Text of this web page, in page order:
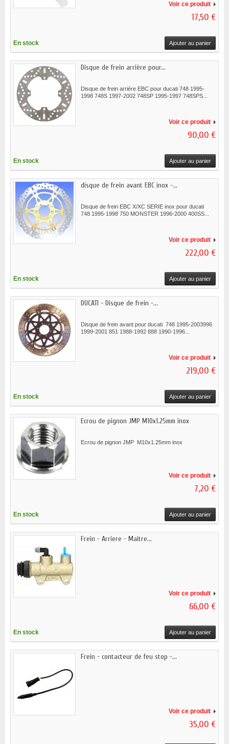
Voir ce produit
17,50 €
En stock Ajouter au panier
Disque de frein arrière pour...
Disque de frein arrière EBC pour ducati 748 1995-
1998 748S 1997-2002 748SP 1995-1997 748SPS...
Voir ce produit
90,00 €
En stock Ajouter au panier
disque de frein avant EBC inox -...
Disque de frein EBC X/XC SERIE inox pour ducati
748 1995-1998 750 MONSTER 1996-2000 400SS...
Voir ce produit
222,00 €
En stock Ajouter au panier
DUCATI - Disque de frein -...
Disque de frein avant pour ducati 748 1995-2003996
1999-2001 851 1988-1992 888 1990-1996...
Voir ce produit
219,00 €
En stock Ajouter au panier
Ecrou de pignon JMP M10x1.25mm inox
Ecrou de pignon JMP M10x1.25mm inox
Voir ce produit
7,20 €
En stock Ajouter au panier
Frein - Arriere - Maitre...
Voir ce produit
66,00 €
En stock Ajouter au panier
Frein - contacteur de feu stop -...
Voir ce produit
35,00 €